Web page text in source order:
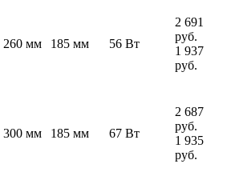
260 мм 185 мм 56 Вт
2 691
руб.
1 937
руб.
300 мм 185 мм 67 Вт
2 687
руб.
1 935
руб.